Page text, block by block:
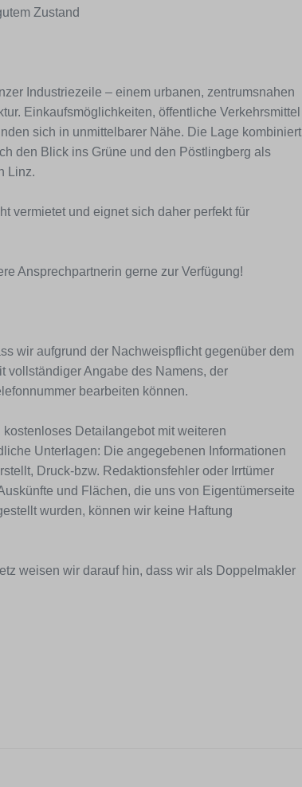
Zustand
Industriezeile – einem urbanen, zentrumsnahen
Einkaufsmöglichkeiten, öffentliche Verkehrsmittel
sich in unmittelbarer Nähe. Die Lage kombiniert
den Blick ins Grüne und den Pöstlingberg als
Linz.
vermietet und eignet sich daher perfekt für
Ansprechpartnerin gerne zur Verfügung!
wir aufgrund der Nachweispflicht gegenüber dem
vollständiger Angabe des Namens, der
bearbeiten können.
Detailangebot mit weiteren
Unterlagen: Die angegebenen Informationen
Druck-bzw. Redaktionsfehler oder Irrtümer
und Flächen, die uns von Eigentümerseite
wurden, können wir keine Haftung
weisen wir darauf hin, dass wir als Doppelmakler